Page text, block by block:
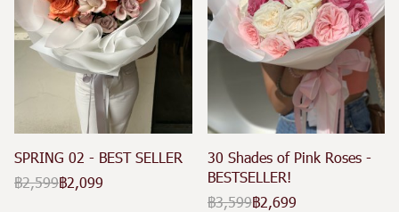
SPRING 02 - BEST SELLER
฿2,599฿2,099
30 Shades of Pink Roses -
BESTSELLER!
฿3,599฿2,699